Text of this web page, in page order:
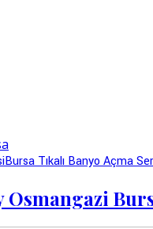
Bursa Tıkalı Banyo Açma
Osmangazi